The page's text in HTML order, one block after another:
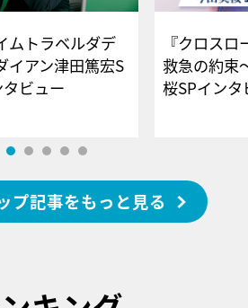
ムトラベルダデ
イアン津田篤宏S
タビュー
『クロス
救急の約束
桜SPイ
プ記事をもっと見る